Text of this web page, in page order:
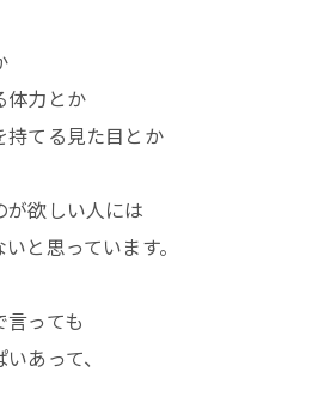
体力とか
持てる見た目とか
が欲しい人には
と思っています。
っても
あって、